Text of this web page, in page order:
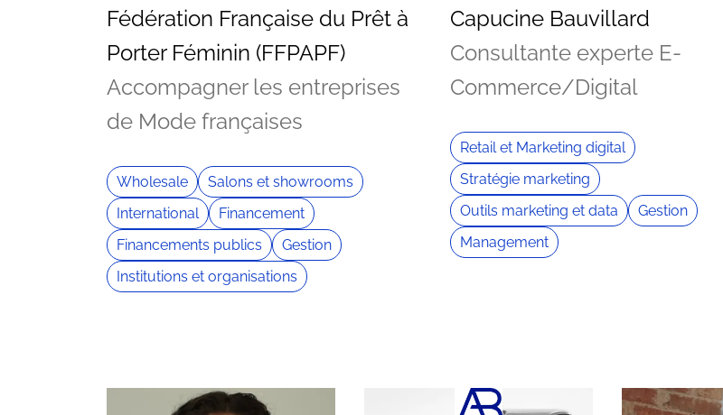
Fédération Française du Prêt à
Porter Féminin (FFPAPF)
Accompagner les entreprises
de Mode françaises
Wholesale
Salons et showrooms
International
Financement
Financements publics
Gestion
Institutions et organisations
Capucine Bauvillard
Consultante experte E-
Commerce/Digital
Retail et Marketing digital
Stratégie marketing
Outils marketing et data
Gestion
Management